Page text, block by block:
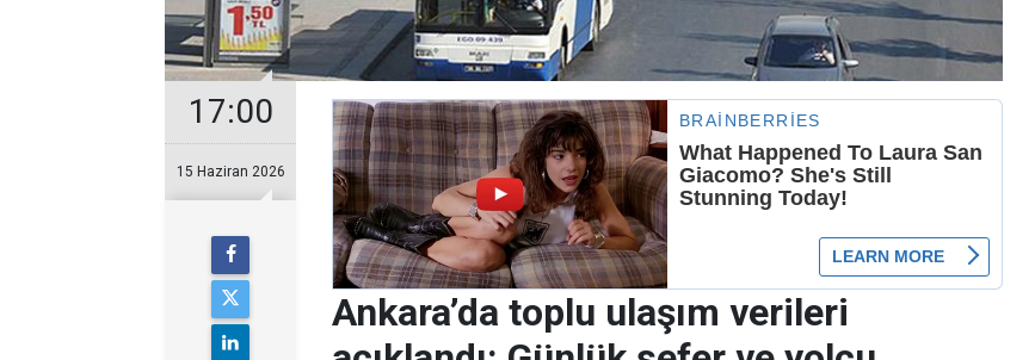
17:00
15 Haziran 2026
Ankara’da toplu ulaşım verileri